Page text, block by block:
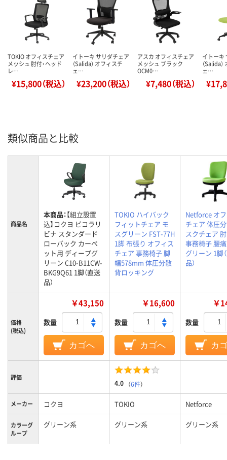
TOKIO オフィスチェア
メッシュ 肘付・ヘッド
レ…
¥15,800（税込）
イトーキ サリダチェア
（Salida） オフィスチ
ェ…
¥23,200（税込）
アスカ オフィスチェア
メッシュ ブラック
OCM0…
¥7,480（税込）
イトーキ
（Salida
ェ…
類似商品と比較
商品名
本商品：【組立設置
込】コクヨ ピコラリ
ビナ スタンダード
ローバック カーペ
ット用 ディープグ
リーン C10-B11CW-
BKG9Q61 1脚（直送
品）
TOKIO ハイバック
フィットチェア モ
スグリーン FST-77H
1脚 布張り オフィス
チェア 事務椅子 脚
幅578mm 体圧分散
背ロッキング
Netforce オ
チェア 体圧
スクチェア
事務椅子 腰
グリーン 1脚
品）
価格
(税込)
￥43,150
数量
カゴへ
￥16,600
数量
カゴへ
￥
数量
カ
評価
4.0 （6件）
メーカー コクヨ TOKIO Netforce
カラーグ
ループ
グリーン系 グリーン系 グリーン系